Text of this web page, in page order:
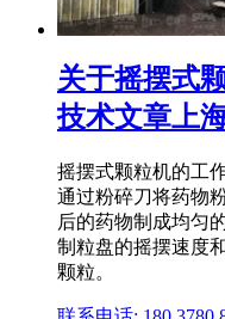
关于摇摆式
技术文章上
摇摆式颗粒机的工
通过粉碎刀将药物
后的药物制成均匀
制粒盘的摇摆速度
颗粒。